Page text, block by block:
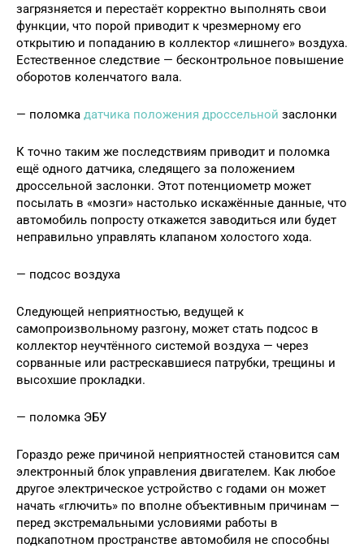
загрязняется и перестаёт корректно выполнять свои
функции, что порой приводит к чрезмерному его
открытию и попаданию в коллектор «лишнего» воздуха.
Естественное следствие — бесконтрольное повышение
оборотов коленчатого вала.
— поломка датчика положения дроссельной заслонки
К точно таким же последствиям приводит и поломка
ещё одного датчика, следящего за положением
дроссельной заслонки. Этот потенциометр может
посылать в «мозги» настолько искажённые данные, что
автомобиль попросту откажется заводиться или будет
неправильно управлять клапаном холостого хода.
— подсос воздуха
Следующей неприятностью, ведущей к
самопроизвольному разгону, может стать подсос в
коллектор неучтённого системой воздуха — через
сорванные или растрескавшиеся патрубки, трещины и
высохшие прокладки.
— поломка ЭБУ
Гораздо реже причиной неприятностей становится сам
электронный блок управления двигателем. Как любое
другое электрическое устройство с годами он может
начать «глючить» по вполне объективным причинам —
перед экстремальными условиями работы в
подкапотном пространстве автомобиля не способны